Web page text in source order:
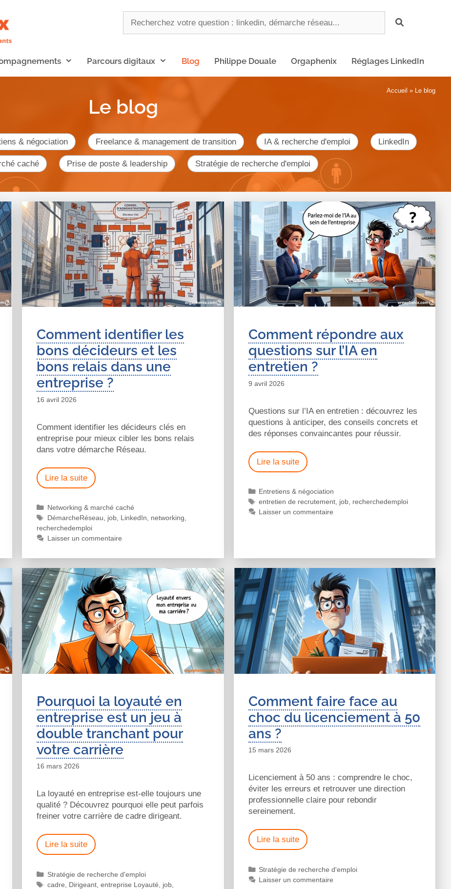
Parcours digitaux Blog Philippe Douale Orgaphenix Réglages LinkedIn
Accueil » Le blog
Le blog
& négociation Freelance & management de transition IA & recherche d'emploi LinkedIn
caché Prise de poste & leadership Stratégie de recherche d'emploi
Comment identifier les
bons décideurs et les
bons relais dans une
entreprise ?
16 avril 2026
Comment identifier les décideurs clés en
entreprise pour mieux cibler les bons relais
dans votre démarche Réseau.
Lire la suite
Networking & marché caché
DémarcheRéseau, job, LinkedIn, networking,
recherchedemploi
Laisser un commentaire
Comment répondre aux
questions sur l’IA en
entretien ?
9 avril 2026
Questions sur l’IA en entretien : découvrez les
questions à anticiper, des conseils concrets et
des réponses convaincantes pour réussir.
Lire la suite
Entretiens & négociation
entretien de recrutement, job, recherchedemploi
Laisser un commentaire
Pourquoi la loyauté en
entreprise est un jeu à
double tranchant pour
votre carrière
16 mars 2026
La loyauté en entreprise est-elle toujours une
qualité ? Découvrez pourquoi elle peut parfois
freiner votre carrière de cadre dirigeant.
Lire la suite
Stratégie de recherche d'emploi
cadre
Dirigeant, entreprise Loyauté job,
Comment faire face au
choc du licenciement à 50
ans ?
15 mars 2026
Licenciement à 50 ans : comprendre le choc,
éviter les erreurs et retrouver une direction
professionnelle claire pour rebondir
sereinement.
Lire la suite
Stratégie de recherche d'emploi
Laisser un commentaire